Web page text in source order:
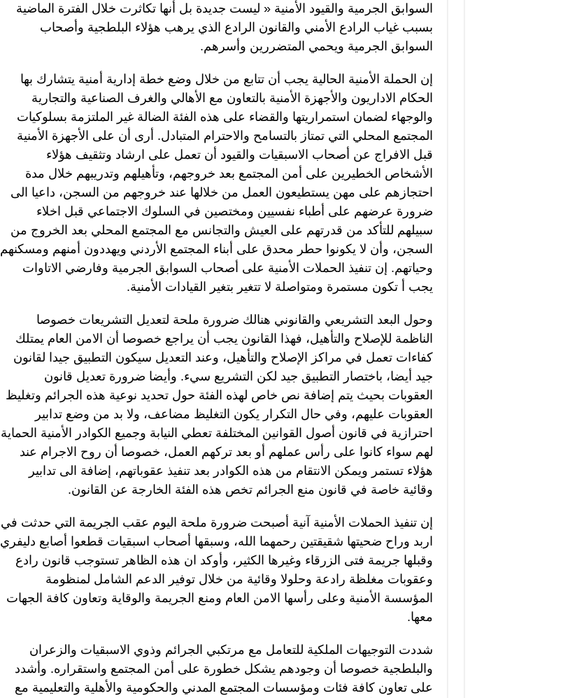
السوابق الجرمية والقيود الأمنية « ليست جديدة بل أنها تكاثرت خلال الفترة الماضية
بسبب غياب الرادع الأمني والقانون الرادع الذي يرهب هؤلاء البلطجية وأصحاب
السوابق الجرمية ويحمي المتضررين وأسرهم.
إن الحملة الأمنية الحالية يجب أن تتابع من خلال وضع خطة إدارية أمنية يتشارك بها
الحكام الاداريون والأجهزة الأمنية بالتعاون مع الأهالي والغرف الصناعية والتجارية
والوجهاء لضمان استمراريتها والقضاء على هذه الفئة الضالة غير الملتزمة بسلوكيات
المجتمع المحلي التي تمتاز بالتسامح والاحترام المتبادل. أرى أن على الأجهزة الأمنية
قبل الافراج عن أصحاب الاسبقيات والقيود أن تعمل على ارشاد وتثقيف هؤلاء
الأشخاص الخطيرين على أمن المجتمع بعد خروجهم، وتأهيلهم وتدريبهم خلال مدة
احتجازهم على مهن يستطيعون العمل من خلالها عند خروجهم من السجن، داعيا الى
ضرورة عرضهم على أطباء نفسيين ومختصين في السلوك الاجتماعي قبل اخلاء
سبيلهم للتأكد من قدرتهم على العيش والتجانس مع المجتمع المحلي بعد الخروج من
السجن، وأن لا يكونوا حطر محدق على أبناء المجتمع الأردني ويهددون أمنهم ومسكنهم
وحياتهم. إن تنفيذ الحملات الأمنية على أصحاب السوابق الجرمية وفارضي الاتاوات
يجب أ تكون مستمرة ومتواصلة لا تتغير بتغير القيادات الأمنية.
وحول البعد التشريعي والقانوني هنالك ضرورة ملحة لتعديل التشريعات خصوصا
الناظمة للإصلاح والتأهيل، فهذا القانون يجب أن يراجع خصوصا أن الامن العام يمتلك
كفاءات تعمل في مراكز الإصلاح والتأهيل، وعند التعديل سيكون التطبيق جيدا لقانون
جيد أيضا، باختصار التطبيق جيد لكن التشريع سيء. وأيضا ضرورة تعديل قانون
العقوبات بحيث يتم إضافة نص خاص لهذه الفئة حول تحديد نوعية هذه الجرائم وتغليظ
العقوبات عليهم، وفي حال التكرار يكون التغليظ مضاعف، ولا بد من وضع تدابير
احترازية في قانون أصول القوانين المختلفة تعطي النيابة وجميع الكوادر الأمنية الحماية
لهم سواء كانوا على رأس عملهم أو بعد تركهم العمل، خصوصا أن روح الاجرام عند
هؤلاء تستمر ويمكن الانتقام من هذه الكوادر بعد تنفيذ عقوباتهم، إضافة الى تدابير
وقائية خاصة في قانون منع الجرائم تخص هذه الفئة الخارجة عن القانون.
إن تنفيذ الحملات الأمنية آنية أصبحت ضرورة ملحة اليوم عقب الجريمة التي حدثت في
اربد وراح ضحيتها شقيقتين رحمهما الله، وسبقها أصحاب اسبقيات قطعوا أصابع دليفري
وقبلها جريمة فتى الزرقاء وغيرها الكثير، وأوكد ان هذه الظاهر تستوجب قانون رادع
وعقوبات مغلظة رادعة وحلولا وقائية من خلال توفير الدعم الشامل لمنظومة
المؤسسة الأمنية وعلى رأسها الامن العام ومنع الجريمة والوقاية وتعاون كافة الجهات
معها.
شددت التوجيهات الملكية للتعامل مع مرتكبي الجرائم وذوي الاسبقيات والزعران
والبلطجية خصوصا أن وجودهم يشكل خطورة على أمن المجتمع واستقراره. وأشدد
على تعاون كافة فئات ومؤسسات المجتمع المدني والحكومية والأهلية والتعليمية مع